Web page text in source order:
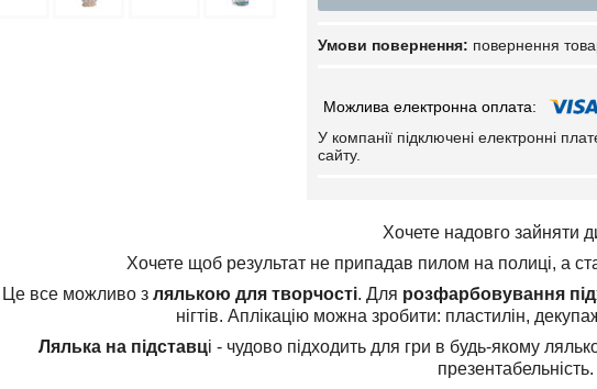
повернення
У компанії підключені електронні
сайту.
Хочете надовго зайняти
Хочете щоб результат не припадав пилом на полиці, а
Це все можливо з лялькою для творчості. Для розфарбовування
нігтів. Аплікацію можна зробити: пластилін,
Лялька на підставці - чудово підходить для гри в будь-якому
презентабельність.